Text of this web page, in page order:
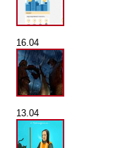
16.04
13.04